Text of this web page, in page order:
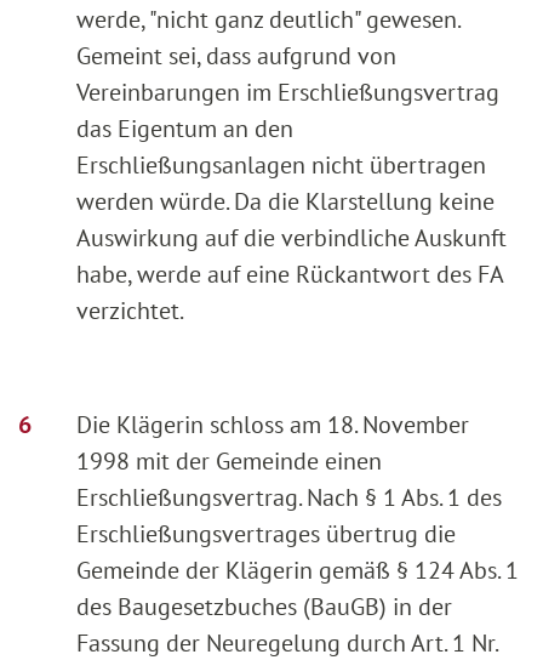
werde, "nicht ganz deutlich" gewesen.
Gemeint sei, dass aufgrund von
Vereinbarungen im Erschließungsvertrag
das Eigentum an den
Erschließungsanlagen nicht übertragen
werden würde. Da die Klarstellung keine
Auswirkung auf die verbindliche Auskunft
habe, werde auf eine Rückantwort des FA
verzichtet.
Die Klägerin schloss am 18. November
1998 mit der Gemeinde einen
Erschließungsvertrag. Nach § 1 Abs. 1 des
Erschließungsvertrages übertrug die
Gemeinde der Klägerin gemäß § 124 Abs. 1
des Baugesetzbuches (BauGB) in der
Fassung der Neuregelung durch Art. 1 Nr.